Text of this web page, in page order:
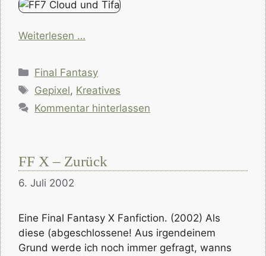
Weiterlesen …
Kategorien
Final Fantasy
Schlagwörter
Gepixel, Kreatives
Kommentar hinterlassen
FF X – Zurück
6. Juli 2002
Eine Final Fantasy X Fanfiction. (2002) Als
diese (abgeschlossene! Aus irgendeinem
Grund werde ich noch immer gefragt, wanns